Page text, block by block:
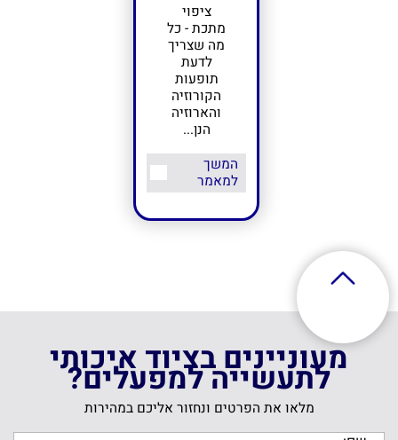
ציפוי
מתכת - כל
מה שצריך
לדעת
תופעות
הקורוזיה
והארוזיה
הנן...
המשך
למאמר
מעוניינים בציוד איכותי
לתעשייה למפעלים?
מלאו את הפרטים ונחזור אליכם במהירות